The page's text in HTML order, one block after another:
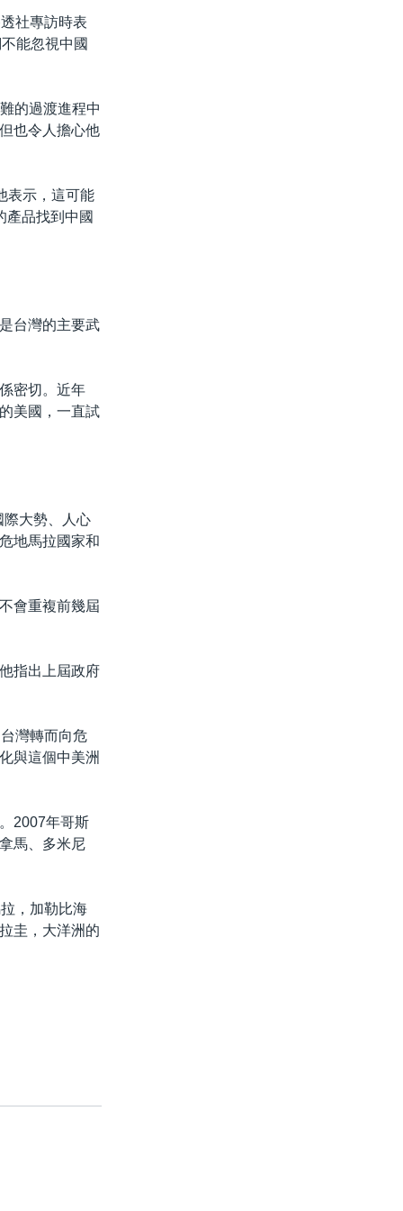
社專訪時表
能忽視中國
的過渡進程中
也令人擔心他
表示，這可能
產品找到中國
台灣的主要武
密切。近年
美國，一直試
際大勢、人心
地馬拉國家和
會重複前幾屆
指出上屆政府
灣轉而向危
與這個中美洲
2007年哥斯
馬、多米尼
，加勒比海
圭，大洋洲的